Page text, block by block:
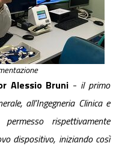
Alessio Bruni - il primo
all’Ingegneria Clinica e
rispettivamente
dispositivo, iniziando così